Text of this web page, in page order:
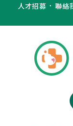
人才招募 聯絡